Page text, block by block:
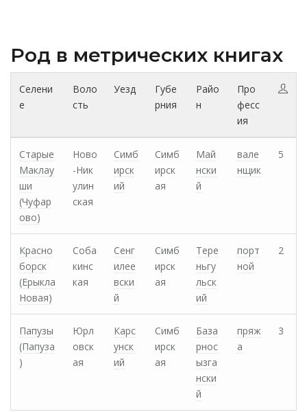
Род в метрических книгах
Селени
е
Воло
сть
Уезд
Губе
рния
Райо
н
Про
фесс
ия
Старые
Маклау
ши
(Чуфар
ово)
Ново
-Ник
улин
ская
Симб
ирск
ий
Симб
ирск
ая
Май
нски
й
вале
нщик
5
Красно
борск
(Ерыкла
Новая)
Соба
кинс
кая
Сенг
илее
вски
й
Симб
ирск
ая
Тере
ньгу
льск
ий
порт
ной
2
Папузы
(Папуза
)
Юрл
овск
ая
Карс
унск
ий
Симб
ирск
ая
База
рнос
ызга
нски
й
пряж
а
3